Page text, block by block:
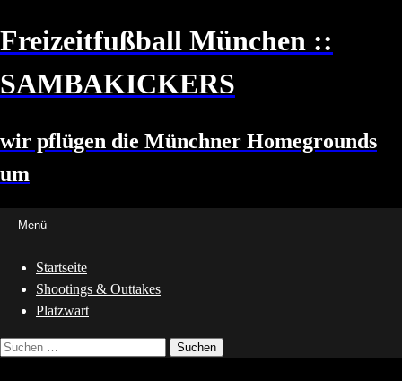
Zum
Inhalt
springen
Freizeitfußball München ::
SAMBAKICKERS
wir pflügen die Münchner Homegrounds
um
Menü
Startseite
Shootings & Outtakes
Platzwart
Suchen